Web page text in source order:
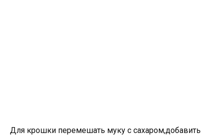
Для крошки перемешать муку с сахаром,добавить